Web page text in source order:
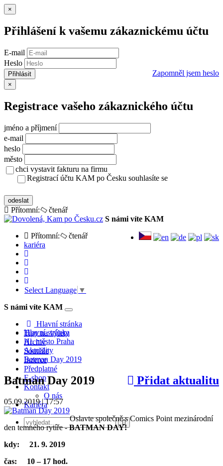
×
Přihlášení k vašemu zákaznickému účtu
E-mail
Heslo
Přihlásit Zapomněl jsem heslo
×
Registrace vašeho zákaznického účtu
jméno a příjmení
e-mail
heslo
město
chci vystavit fakturu na firmu
Registrací účtu KAM po Česku souhlasíte se
odeslat
Přítomní: čtenář
S námi víte KAM
Přítomní: čtenář
kariéra
Select Language ▼
S námi víte KAM
Toggle
navigation
Hlavní stránka
Tipy na výlety
Archiv
Soutěže
Inzerce
Předplatné
E-shop
Kontakt
O nás
Kariéra
Hlavní stránka
Hl. město Praha
Aktuality
Batman Day 2019
Batman Day 2019 Přidat aktualitu
05.09.2019 | 17:57
Oslavte společně s Comics Point mezinárodní
den temného rytíře -BATMAN DAY!
kdy:
21. 9. 2019
čas:
10 – 17 hod.